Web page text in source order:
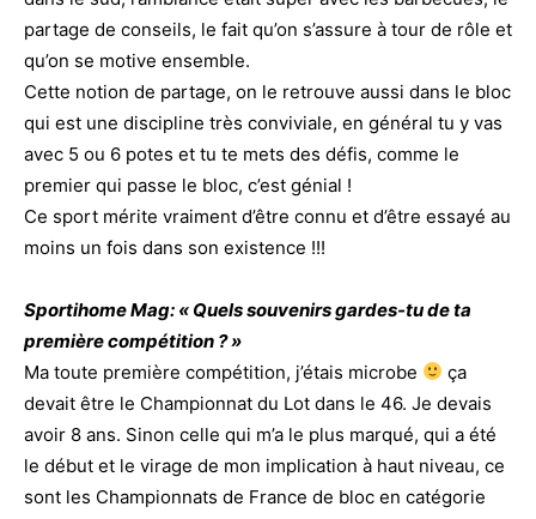
partage de conseils, le fait qu’on s’assure à tour de rôle et
qu’on se motive ensemble.
Cette notion de partage, on le retrouve aussi dans le bloc
qui est une discipline très conviviale, en général tu y vas
avec 5 ou 6 potes et tu te mets des défis, comme le
premier qui passe le bloc, c’est génial !
Ce sport mérite vraiment d’être connu et d’être essayé au
moins un fois dans son existence !!!
Sportihome Mag: « Quels souvenirs gardes-tu de ta
première compétition ? »
Ma toute première compétition, j’étais microbe
ça
devait être le Championnat du Lot dans le 46. Je devais
avoir 8 ans. Sinon celle qui m’a le plus marqué, qui a été
le début et le virage de mon implication à haut niveau, ce
sont les Championnats de France de bloc en catégorie